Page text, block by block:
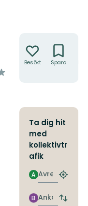
Besökt Spara
Ta dig hit
med
kollektivtr
afik
Avresa
A
Hitta
Ankomst
B
Byt